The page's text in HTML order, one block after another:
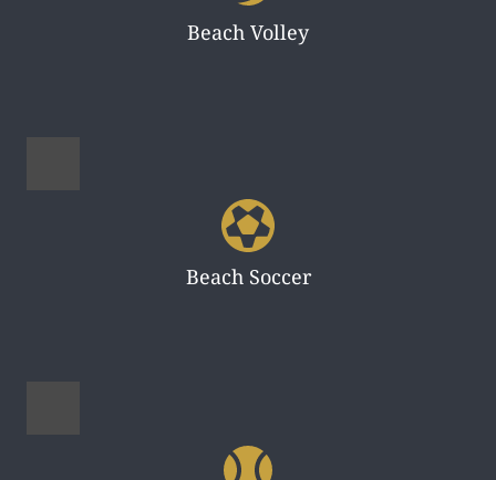
Beach Volley
Beach Soccer